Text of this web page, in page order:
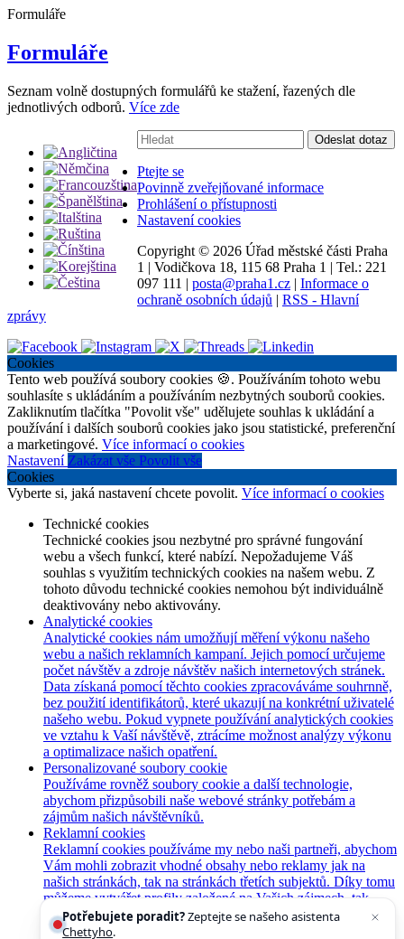
Formuláře
Formuláře
Seznam volně dostupných formulářů ke stažení, řazených dle
jednotlivých odborů. Více zde
Vyhledávání:
Odeslat dotaz
Ptejte se
Povinně zveřejňované informace
Prohlášení o přístupnosti
Nastavení cookies
Copyright © 2026 Úřad městské části Praha
1 | Vodičkova 18, 115 68 Praha 1 | Tel.: 221
097 111 | posta@praha1.cz | Informace o
ochraně osobních údajů | RSS - Hlavní
zprávy
Cookies
Tento web používá soubory cookies 🍪. Používáním tohoto webu
souhlasíte s ukládáním a používáním nezbytných souborů cookies.
Zakliknutím tlačítka "Povolit vše" udělujete souhlas k ukládání a
používání i dalších souborů cookies jako jsou statistické, preferenční
a marketingové. Více informací o cookies
Nastavení Zakázat vše Povolit vše
Cookies
Vyberte si, jaká nastavení chcete povolit. Více informací o cookies
Technické cookies
Technické cookies jsou nezbytné pro správné fungování
webu a všech funkcí, které nabízí. Nepožadujeme Váš
souhlas s využitím technických cookies na našem webu. Z
tohoto důvodu technické cookies nemohou být individuálně
deaktivovány nebo aktivovány.
Analytické cookies
Analytické cookies nám umožňují měření výkonu našeho
webu a našich reklamních kampaní. Jejich pomocí určujeme
počet návštěv a zdroje návštěv našich internetových stránek.
Data získaná pomocí těchto cookies zpracováváme souhrnně,
bez použití identifikátorů, které ukazují na konkrétní uživatelé
našeho webu. Pokud vypnete používání analytických cookies
ve vztahu k Vaší návštěvě, ztrácíme možnost analýzy výkonu
a optimalizace našich opatření.
Personalizované soubory cookie
Používáme rovněž soubory cookie a další technologie,
abychom přizpůsobili naše webové stránky potřebám a
zájmům našich návštěvníků.
Reklamní cookies
Reklamní cookies používáme my nebo naši partneři, abychom
Vám mohli zobrazit vhodné obsahy nebo reklamy jak na
našich stránkách, tak na stránkách třetích subjektů. Díky tomu
můžeme vytvářet profily založené na Vašich zájmech, tak
zvané pseudonymizované profily. Na základě těchto
informací není zpravidla možná bezprostřední identifikace
Potřebujete poradit?Zeptejte se našeho asistenta
Chettyho.